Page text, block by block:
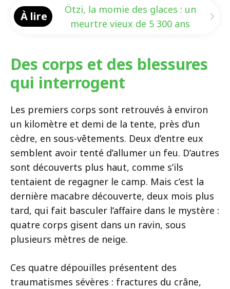
À lire
Ötzi, la momie des glaces : un
meurtre vieux de 5 300 ans
Des corps et des blessures
qui interrogent
Les premiers corps sont retrouvés à environ
un kilomètre et demi de la tente, près d’un
cèdre, en sous-vêtements. Deux d’entre eux
semblent avoir tenté d’allumer un feu. D’autres
sont découverts plus haut, comme s’ils
tentaient de regagner le camp. Mais c’est la
dernière macabre découverte, deux mois plus
tard, qui fait basculer l’affaire dans le mystère :
quatre corps gisent dans un ravin, sous
plusieurs mètres de neige.
Ces quatre dépouilles présentent des
traumatismes sévères : fractures du crâne,